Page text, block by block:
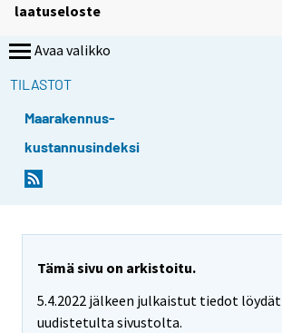
laatuseloste
Avaa valikko
TILASTOT
Maarakennus-
kustannusindeksi
Tämä sivu on arkistoitu.
5.4.2022 jälkeen julkaistut tiedot löydät
uudistetulta sivustolta.